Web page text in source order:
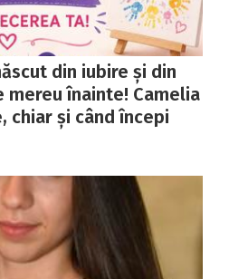
din iubire și din
mereu înainte! Camelia
chiar și când începi